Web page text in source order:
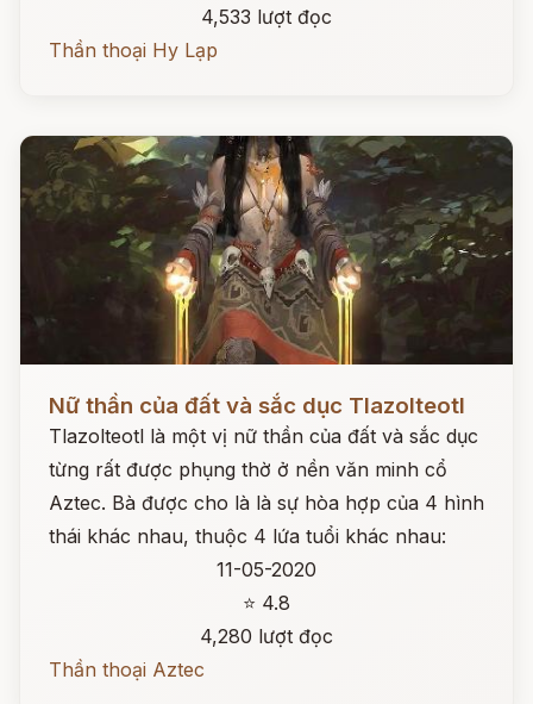
4,533 lượt đọc
Thần thoại Hy Lạp
Nữ thần của đất và sắc dục Tlazolteotl
Tlazolteotl là một vị nữ thần của đất và sắc dục
từng rất được phụng thờ ở nền văn minh cổ
Aztec. Bà được cho là là sự hòa hợp của 4 hình
thái khác nhau, thuộc 4 lứa tuổi khác nhau:
11-05-2020
⭐ 4.8
4,280 lượt đọc
Thần thoại Aztec